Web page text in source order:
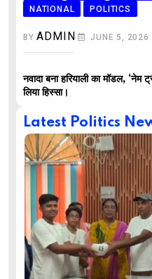
NATIONAL
POLITICS
BYADMIN JUNE 5, 2026
नवादा बना हरियाली का मॉडल,
लिया हिस्सा।
Latest Politics